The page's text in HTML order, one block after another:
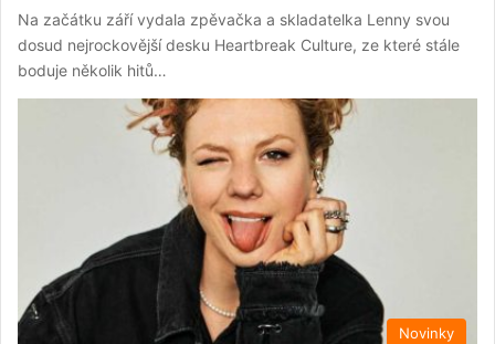
Na začátku září vydala zpěvačka a skladatelka Lenny svou
dosud nejrockovější desku Heartbreak Culture, ze které stále
boduje několik hitů…
Novinky